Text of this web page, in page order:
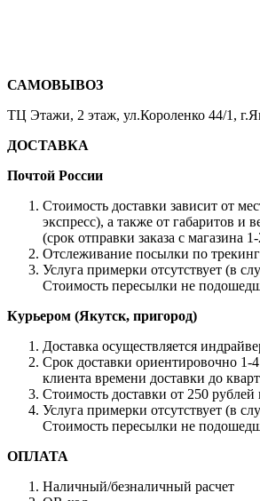
САМОВЫВОЗ
ТЦ Этажи, 2 этаж, ул.Короленко 44/1,
ДОСТАВКА
Почтой России
Стоимость доставки зависит от
экспресс), а также от габаритов и
(срок отправки заказа с магазина
Отслеживание посылки по
Услуга примерки отсутствует (в
Стоимость пересылки не
Курьером (Якутск, пригород)
Доставка осуществляется
Срок доставки ориентировочно 1-
клиента времени доставки до
Стоимость доставки от 250
Услуга примерки отсутствует (в
Стоимость пересылки не
ОПЛАТА
Наличный/безналичный расчет